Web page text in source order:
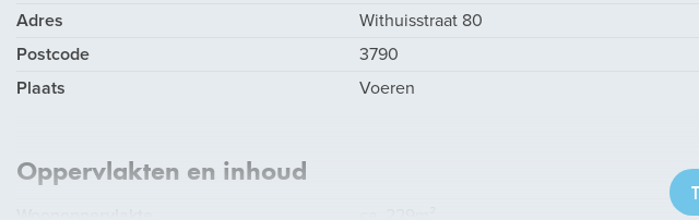
Adres
Withuisstraat 80
Postcode
3790
Plaats
Voeren
Oppervlakten en inhoud